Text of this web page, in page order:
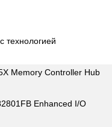
технологией
Memory Controller Hub
Enhanced I/O